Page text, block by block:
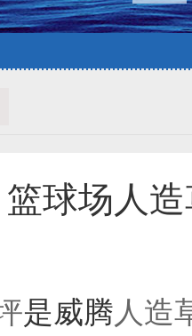
1
篮球场人
是威腾人造